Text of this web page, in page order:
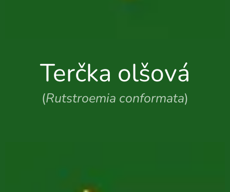
Terčka olšová
(Rutstroemia conformata)